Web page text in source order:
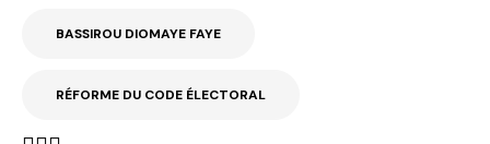
BASSIROU DIOMAYE FAYE
RÉFORME DU CODE ÉLECTORAL